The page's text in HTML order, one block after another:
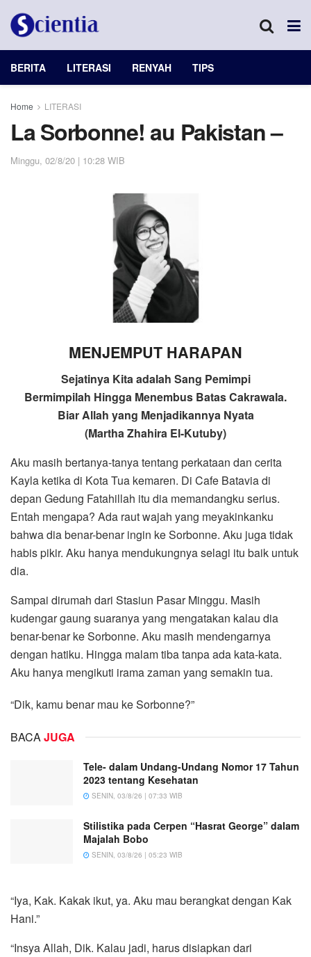
BERITA LITERASI RENYAH TIPS
Home LITERASI
La Sorbonne! au Pakistan –
Minggu, 02/8/20 | 10:28 WIB
MENJEMPUT HARAPAN
Sejatinya Kita adalah Sang Pemimpi
Bermimpilah Hingga Menembus Batas Cakrawala.
Biar Allah yang Menjadikannya Nyata
(Martha Zhahira El-Kutuby)
Aku masih bertanya-tanya tentang perkataan dan cerita
Kayla ketika di Kota Tua kemaren. Di Cafe Batavia di
depan Gedung Fatahillah itu dia memandangku serius.
Entah mengapa? Ada raut wajah yang meyakinkanku
bahwa dia benar-benar ingin ke Sorbonne. Aku juga tidak
habis pikir. Aku hanya mendukungnya selagi itu baik untuk
dia.
Sampai dirumah dari Stasiun Pasar Minggu. Masih
kudengar gaung suaranya yang mengatakan kalau dia
benar-benar ke Sorbonne. Aku masih mendengarnya
dengan hatiku. Hingga malam tiba tanpa ada kata-kata.
Aku hanya mengikuti irama zaman yang semakin tua.
“Dik, kamu benar mau ke Sorbonne?”
BACAJUGA
Tele- dalam Undang-Undang Nomor 17 Tahun
2023 tentang Kesehatan
SENIN, 03/8/26 | 07:33 WIB
Stilistika pada Cerpen “Hasrat George” dalam
Majalah Bobo
SENIN, 03/8/26 | 05:23 WIB
“Iya, Kak. Kakak ikut, ya. Aku mau berangkat dengan Kak
Hani.”
“Insya Allah, Dik. Kalau jadi, harus disiapkan dari